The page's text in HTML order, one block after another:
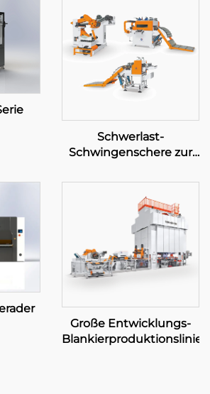
Schwerlast-
Schwingenschere zur
Große Entwicklungs-
Blankierproduktionslinie